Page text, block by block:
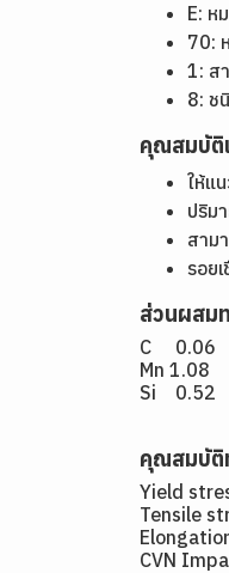
E: ห
70:
1: ส
8: ช
คุณสมบัติ
ให้แ
ปริม
สาม
รอย
ส่วนผสม
C 0.06
Mn 1.08
Si 0.52
คุณสมบัติ
Yield
Tensile
CVN